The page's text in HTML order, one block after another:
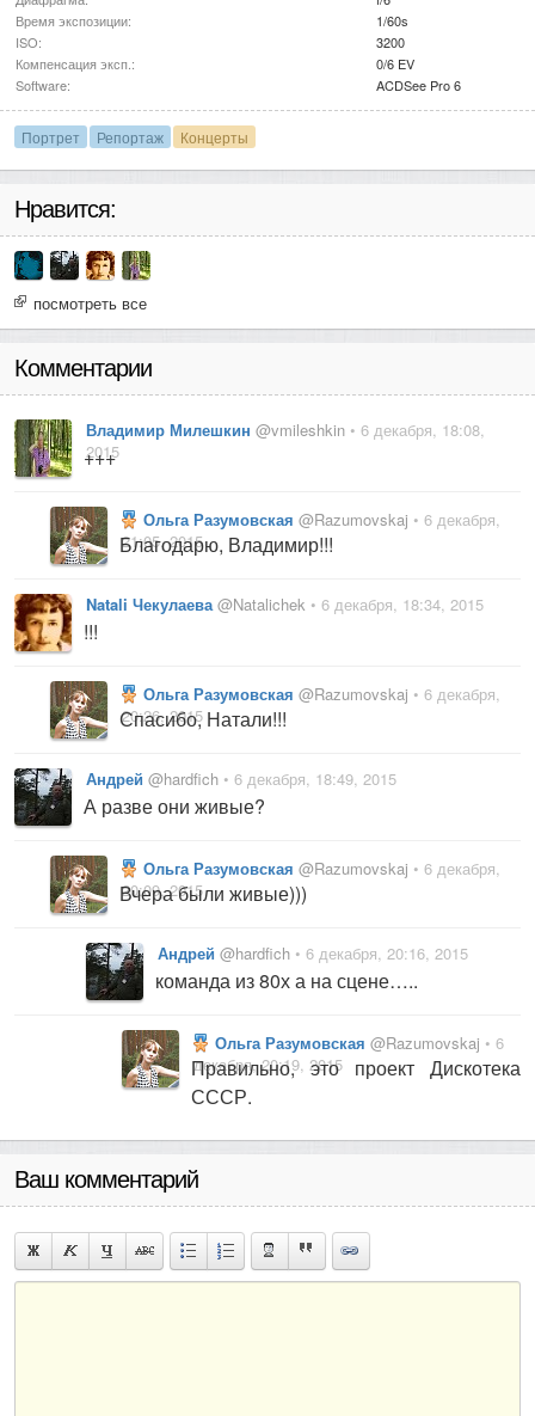
Время экспозиции:
1/60s
ISO:
3200
Компенсация эксп.:
0/6 EV
Software:
ACDSee Pro 6
Портрет Репортаж Концерты
Нравится:
посмотреть все
Комментарии
Владимир Милешкин @vmileshkin • 6 декабря, 18:08,
2015
+++
Ольга Разумовская @Razumovskaj • 6 декабря,
21:05, 2015
Благодарю, Владимир!!!
Natali Чекулаева @Natalichek • 6 декабря, 18:34, 2015
!!!
Ольга Разумовская @Razumovskaj • 6 декабря,
20:26, 2015
Спасибо, Натали!!!
Андрей @hardfich • 6 декабря, 18:49, 2015
А разве они живые?
Ольга Разумовская @Razumovskaj • 6 декабря,
20:09, 2015
Вчера были живые)))
Андрей @hardfich • 6 декабря, 20:16, 2015
команда из 80х а на сцене…..
Ольга Разумовская @Razumovskaj • 6
декабря, 20:19, 2015
Правильно, это проект Дискотека
СССР.
Ваш комментарий